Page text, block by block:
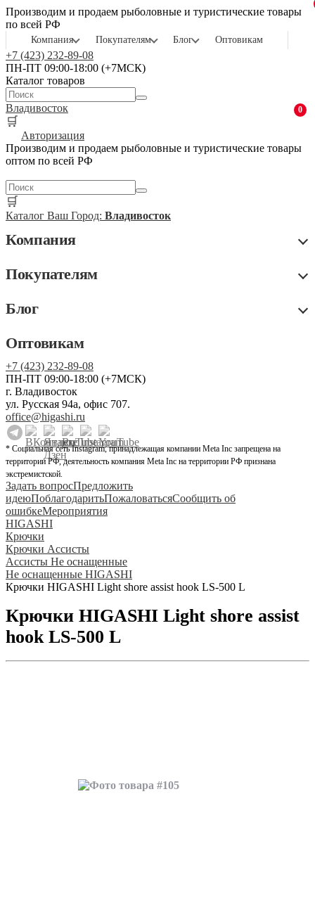
Производим и продаем рыболовные и туристические товары
по всей РФ
Компания Покупателям Блог Оптовикам
+7 (423) 232-89-08
ПН-ПТ 09:00-18:00 (+7МСК)
Каталог товаров
Владивосток
🛒
0
Авторизация
Производим и продаем рыболовные и туристические товары
оптом по всей РФ
🛒
Каталог Ваш Город: Владивосток
Компания
Покупателям
Блог
Оптовикам
+7 (423) 232-89-08
ПН-ПТ 09:00-18:00 (+7МСК)
г. Владивосток
ул. Русская 94а, офис 707.
office@higashi.ru
* Социальная сеть Instagram, принадлежащая компании Meta Inc запрещена на
территории РФ, деятельность компания Meta Inc на территории РФ признана
экстремистской.
Задать вопросПредложить
идеюПоблагодаритьПожаловатьсяСообщить об
ошибкеМероприятия
HIGASHI
Крючки
Крючки Ассисты
Ассисты Не оснащенные
Не оснащенные HIGASHI
Крючки HIGASHI Light shore assist hook LS-500 L
Крючки HIGASHI Light shore assist
hook LS-500 L